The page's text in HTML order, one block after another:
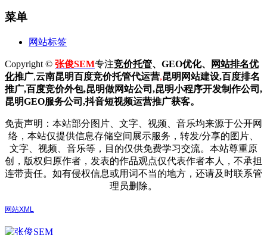
菜单
网站标签
Copyright © 张俊SEM专注竞价托管、GEO优化、
网站排名优
化推广,云南昆明百度竞价托管代运营,昆明网站建设,百度排名
推广,百度竞价外包,昆明做网站公司,昆明小程序开发制作公司,
昆明GEO服务公司,抖音短视频运营推广获客。
免责声明：本站部分图片、文字、视频、音乐均来源于公开网
络，本站仅提供信息存储空间展示服务，转发/分享的图片、
文字、视频、音乐等，目的仅供免费学习交流。本站尊重原
创，版权归原作者，发表的作品观点仅代表作者本人，不承担
连带责任。如有侵权信息或用词不当的地方，还请及时联系管
理员删除。
网站XML